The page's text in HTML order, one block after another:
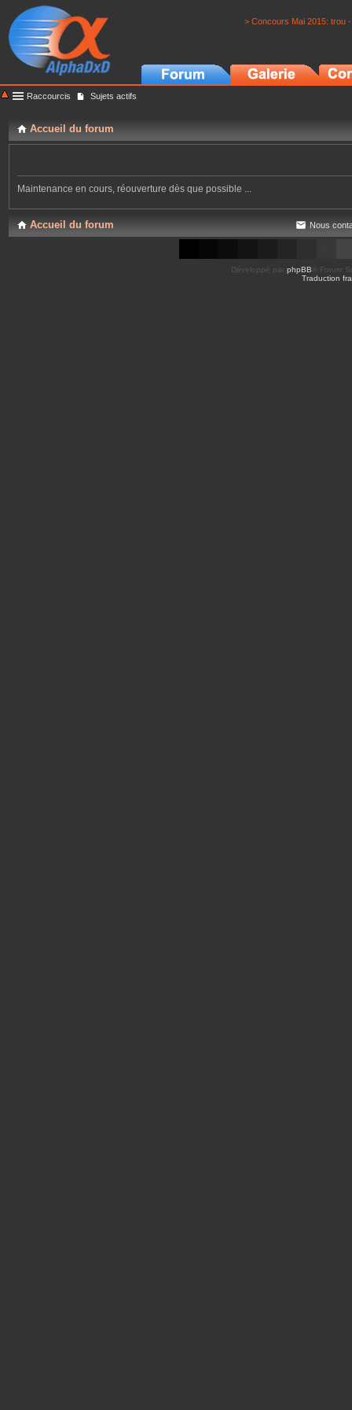
> Concours Mai 2015: trou
Raccourcis Sujets actifs
Accueil du forum
Maintenance en cours, réouverture dès que possible ...
Accueil du forum Nous
Développé par phpBB ® Forum
Traduction